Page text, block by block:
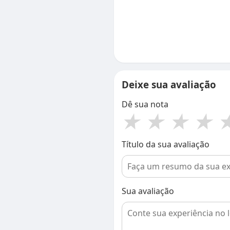
Deixe sua avaliação
Dê sua nota
★ ★ ★ ★
Título da sua avaliação
Sua avaliação